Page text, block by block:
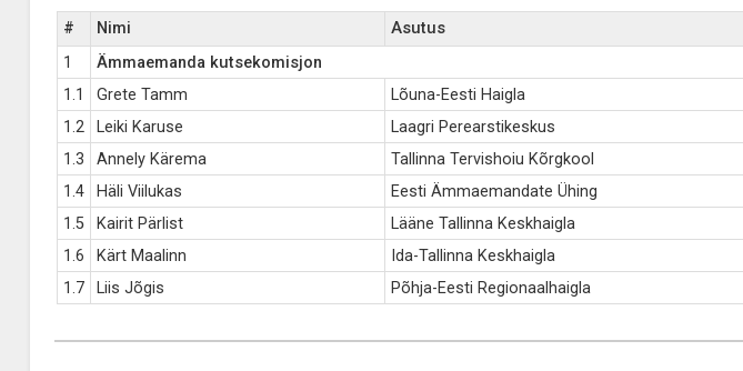
# Nimi Asutus
1
Ämmaemanda kutsekomisjon
1.1
Grete Tamm Lõuna-Eesti Haigla
1.2
Leiki Karuse Laagri Perearstikeskus
1.3
Annely Kärema Tallinna Tervishoiu Kõrgkool
1.4
Häli Viilukas Eesti Ämmaemandate Ühing
1.5
Kairit Pärlist Lääne Tallinna Keskhaigla
1.6
Kärt Maalinn Ida-Tallinna Keskhaigla
1.7
Liis Jõgis Põhja-Eesti Regionaalhaigla